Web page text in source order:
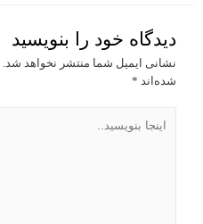
دیدگاه‌ خود را بنویسید
نشانی ایمیل شما منتشر نخواهد شد.
شده‌اند *